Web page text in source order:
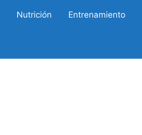
Nutrición Entrenamiento